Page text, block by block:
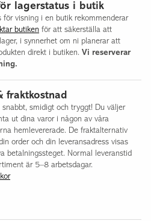
Malmö
Göteborg
Halmstad
Jönköping
lagerstatus i butik
för visning i en butik rekommenderar
butiken för att säkerställa att
i synnerhet om ni planerar att
direkt i butiken. Vi reserverar
fraktkostnad
snabbt, smidigt och tryggt! Du väljer
ut dina varor i någon av våra
hemlevererade. De fraktalternativ
order och din leveransadress visas
betalningssteget. Normal leveranstid
är 5–8 arbetsdagar.